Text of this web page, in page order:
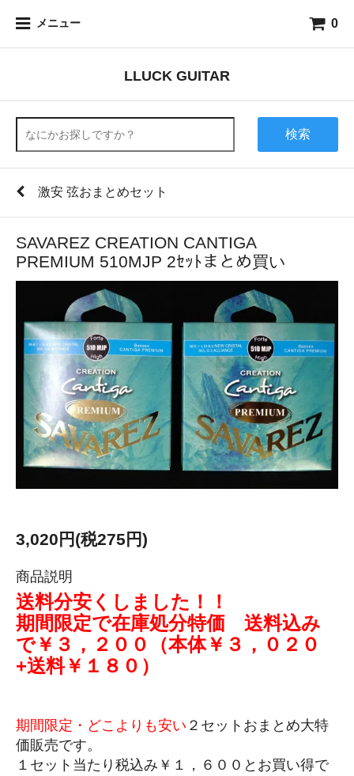
メニュー 0
LLUCK GUITAR
検索
激安 弦おまとめセット
SAVAREZ CREATION CANTIGA
PREMIUM 510MJP 2ｾｯﾄまとめ買い
3,020円(税275円)
商品説明
送料分安くしました！！
期間限定で在庫処分特価 送料込み
で￥３，２００（本体￥３，０２０
+送料￥１８０）
期間限定・どこよりも安い ２セットおまとめ大特
価販売です。
１セット当たり税込み￥１，６００とお買い得で